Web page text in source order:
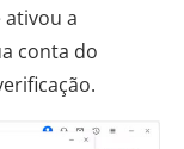
ativou a
conta do